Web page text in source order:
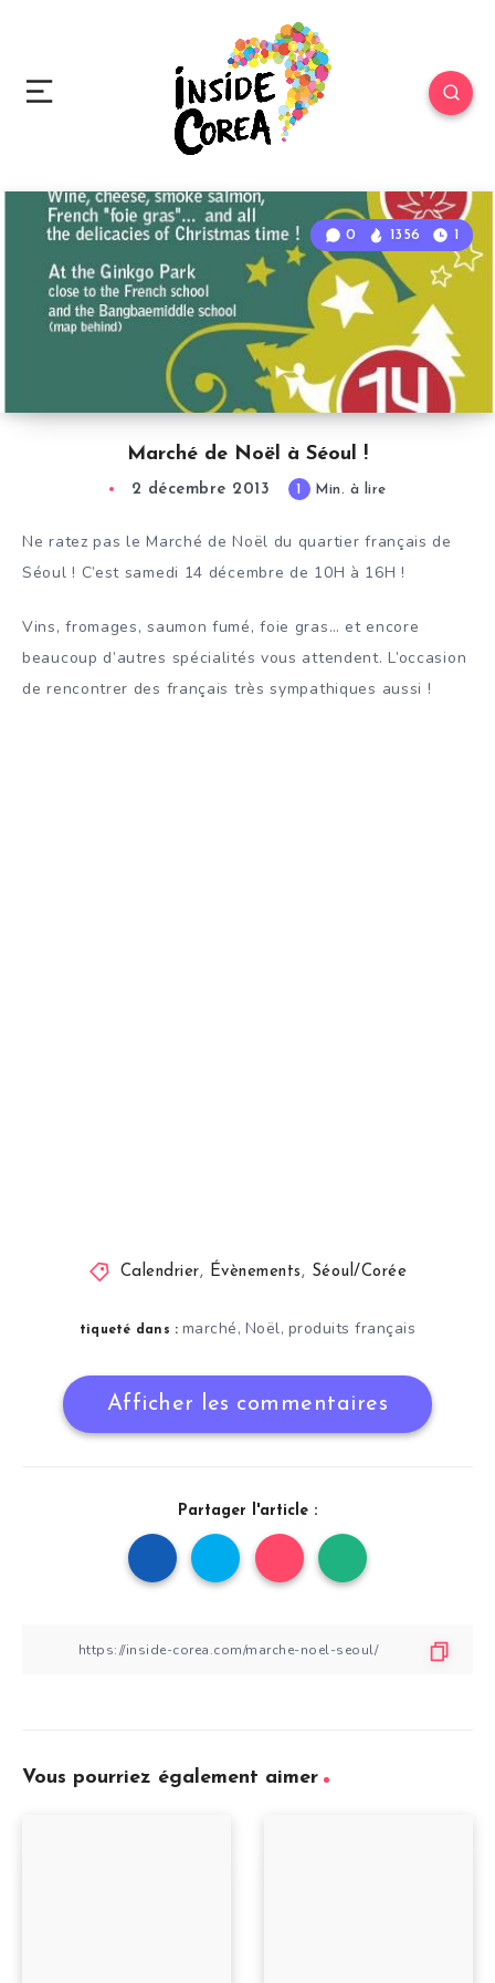
Marché de Noël à Séoul !
0 1356 1
2 décembre 2013 1 Min. à lire
Ne ratez pas le Marché de Noël du quartier français de
Séoul ! C’est samedi 14 décembre de 10H à 16H !
Vins, fromages, saumon fumé, foie gras… et encore
beaucoup d’autres spécialités vous attendent. L’occasion
de rencontrer des français très sympathiques aussi !
Calendrier, Évènements, Séoul/Corée
tiqueté dans : marché, Noël, produits français
Afficher les commentaires
Partager l'article :
Vous pourriez également aimer